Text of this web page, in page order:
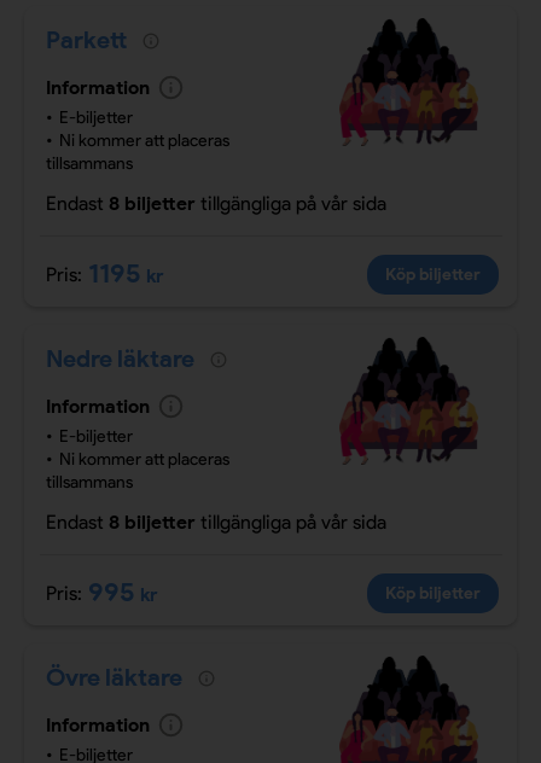
Parkett
Information
E-biljetter
Ni kommer att placeras
tillsammans
Endast 8 biljetter tillgängliga på vår sida
Pris: 1195 kr Köp biljetter
Nedre läktare
Information
E-biljetter
Ni kommer att placeras
tillsammans
Endast 8 biljetter tillgängliga på vår sida
Pris: 995 kr Köp biljetter
Övre läktare
Information
E-biljetter